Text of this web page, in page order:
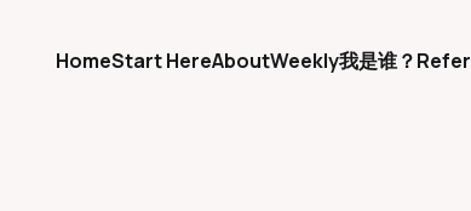
HomeStart HereAboutWeekly我是谁？